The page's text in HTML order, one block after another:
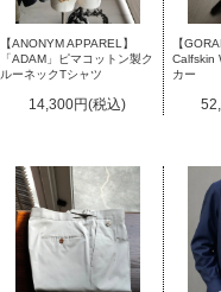
【ANONYM APPAREL】
「ADAM」ピマコットン製ク
ルーネックTシャツ
14,300円(税込)
【
Calfskin
カー